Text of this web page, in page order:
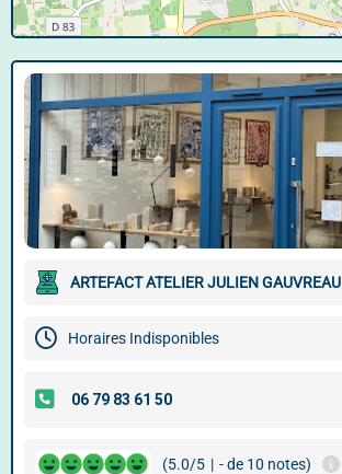
ARTEFACT ATELIER JULIEN GAUVREAU
Horaires Indisponibles
(5.0/5 | - de 10 notes)